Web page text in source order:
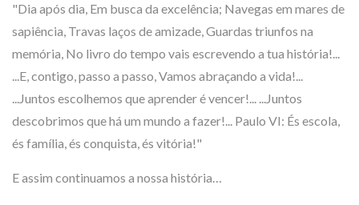
"Dia após dia, Em busca da excelência; Navegas em mares de
sapiência, Travas laços de amizade, Guardas triunfos na
memória, No livro do tempo vais escrevendo a tua história!...
...E, contigo, passo a passo, Vamos abraçando a vida!...
...Juntos escolhemos que aprender é vencer!... ...Juntos
descobrimos que há um mundo a fazer!... Paulo VI: És escola,
és família, és conquista, és vitória!"
E assim continuamos a nossa história…